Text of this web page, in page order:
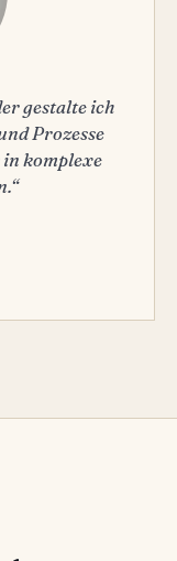
gestalte ich
Prozesse
komplexe